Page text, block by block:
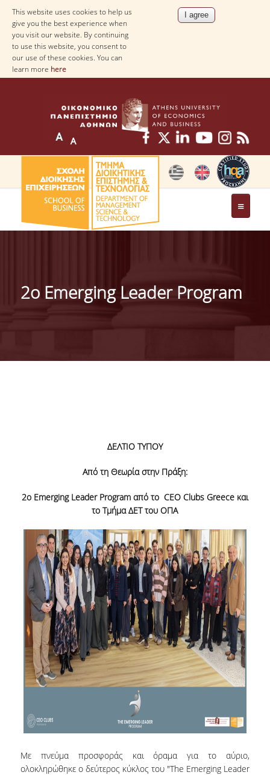
This website uses cookies to help us
give you the best experience when
you visit our website. By continuing
to use this website, you consent to
our use of these cookies. You can
learn more here
THE DEPARTMENT
IDENTITY OF THE DEPARTMENT
MISSION OF THE DEPARTMENT
FACULTY AND STAFF
FACULTY OF THE DEPARTMENT
RESIDENT FACULTY MEMBERS
HONONARY DOCTORATES
VISITING PROFESSORS
LABORATORY TEACHING STAFF
SPECIAL TECHNICAL LABORATORY STAFF
ADMINISTRATIVE STAFF
POSTDOCTORAL RESEARCHERS
UNDERGRADUATE STUDIES
CURRICULUM OF THE DEPARTMENT
GUIDE AND STREAMS OF STUDY
PROGRAM COURSES
2ο Emerging Leader Program
ΔΕΛΤΙΟ ΤΥΠΟΥ
Από τη Θεωρία στην Πράξη:
2οEmerging Leader Program απότοCEO Clubs Greece και
το ΤμήμαΔΕΤτου ΟΠΑ
Με πνεύμα προσφοράς και όραμα για το αύριο,
ολοκληρώθηκε ο δεύτερος κύκλος του "The Emerging Leader